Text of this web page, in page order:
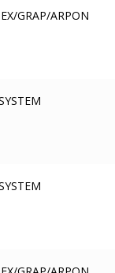
GRAP/ARPON